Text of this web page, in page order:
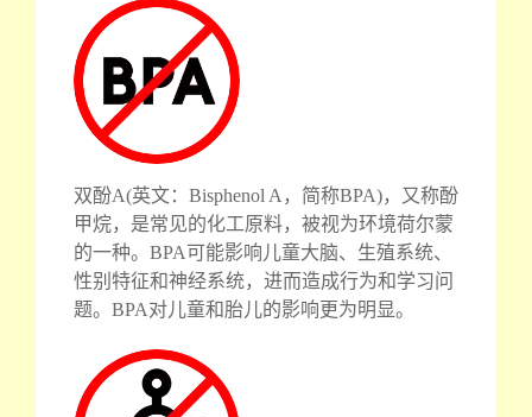
双酚A(英文：Bisphenol A，简称BPA)，又称酚
甲烷，是常见的化工原料，被视为环境荷尔蒙
的一种。BPA可能影响儿童大脑、生殖系统、
性别特征和神经系统，进而造成行为和学习问
题。BPA对儿童和胎儿的影响更为明显。